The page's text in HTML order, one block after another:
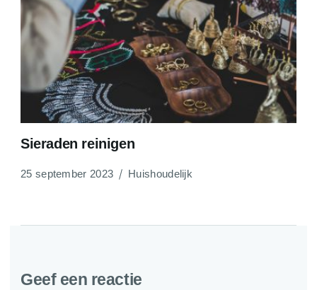
Sieraden reinigen
25 september 2023 Huishoudelijk
Geef een reactie